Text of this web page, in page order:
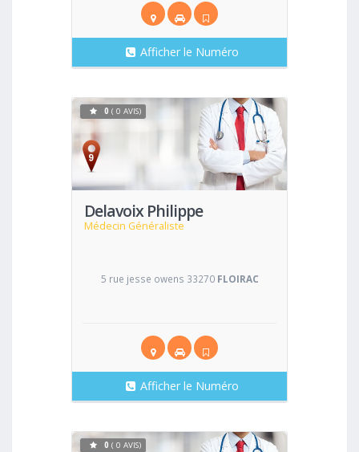
Afficher le Numéro
Delavoix Philippe
Médecin Généraliste
Voir
0 ( 0 AVIS)
5 rue jesse owens 33270 FLOIRAC
Afficher le Numéro
0 ( 0 AVIS)